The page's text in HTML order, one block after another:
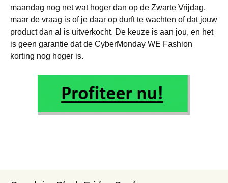
maandag nog net wat hoger dan op de Zwarte Vrijdag,
maar de vraag is of je daar op durft te wachten of dat jouw
product dan al is uitverkocht. De keuze is aan jou, en het
is geen garantie dat de CyberMonday WE Fashion
korting nog hoger is.